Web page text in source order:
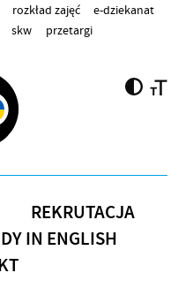
rozkład zajęć
e-dziekanat
skw
przetargi
REKRUTACJA
IN ENGLISH